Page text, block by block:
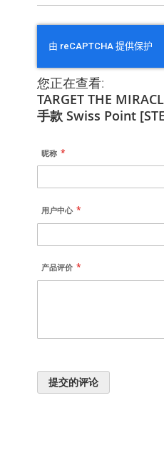
您正在查看:
TARGET THE
手款 Swiss Point
昵称
用户中心
产品评价
提交的评论